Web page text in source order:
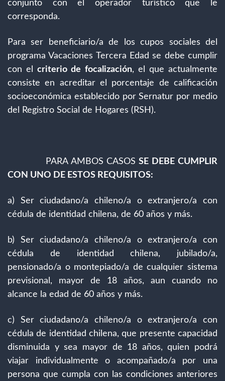
conjunto con el operador turístico que le
corresponda.
Para ser beneficiario/a de los cupos sociales del
programa Vacaciones Tercera Edad se debe cumplir
con elcriterio de focalización, el que actualmente
consiste en acreditar el porcentaje de calificación
socioeconómica establecido por Sernatur por medio
del Registro Social de Hogares (RSH).
PARA AMBOS CASOS SE DEBE CUMPLIR
CON UNO DE ESTOS REQUISITOS:
a) Ser ciudadano/a chileno/a o extranjero/a con
cédula de identidad chilena, de 60 años y más.
b) Ser ciudadano/a chileno/a o extranjero/a con
cédula de identidad chilena, jubilado/a,
pensionado/a o montepiado/a de cualquier sistema
previsional, mayor de 18 años, aun cuando no
alcance la edad de 60 años y más.
c) Ser ciudadano/a chileno/a o extranjero/a con
cédula de identidad chilena, que presente capacidad
disminuida y sea mayor de 18 años, quien podrá
viajar individualmente o acompañado/a por una
persona que cumpla con las condiciones anteriores